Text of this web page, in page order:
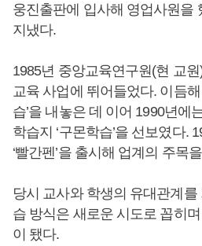
웅진출판에 입사해 영업사원을
지냈다.
1985년 중앙교육연구원(현 교
교육 사업에 뛰어들었다. 이듬
습’을 내놓은 데 이어 1990년에
학습지 ‘구몬학습’을 선보였다.
‘빨간펜’을 출시해 업계의 주목
당시 교사와 학생의 유대관계
습 방식은 새로운 시도로 꼽히
이 됐다.